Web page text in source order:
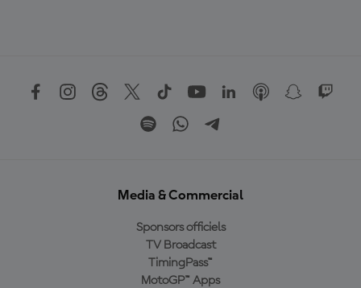
Media & Commercial
Sponsors officiels
TV Broadcast
TimingPass™
MotoGP™ Apps